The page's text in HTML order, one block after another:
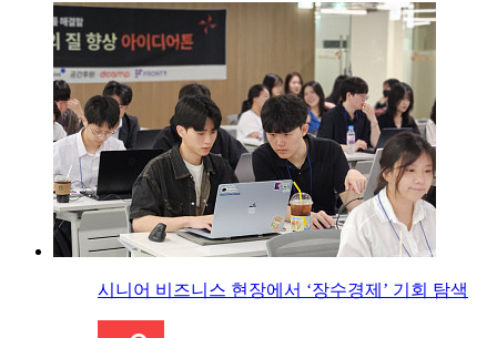
시니어 비즈니스 현장에서 ‘장수경제’ 기회 탐색